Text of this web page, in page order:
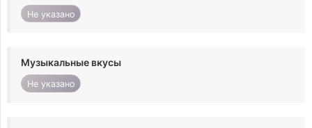
Не указано
Музыкальные вкусы
Не указано